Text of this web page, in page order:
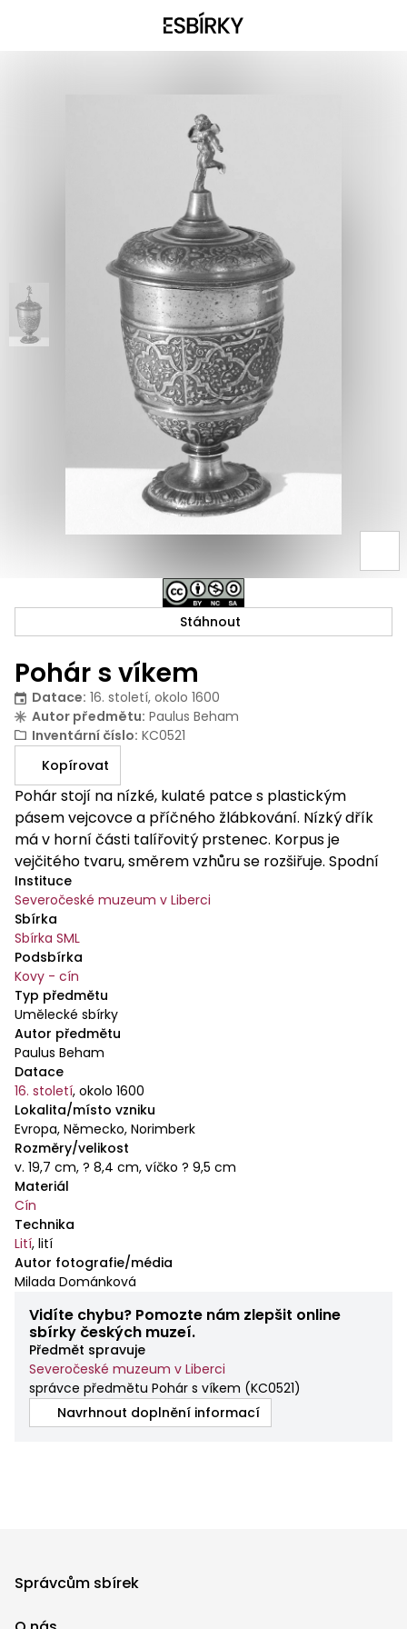
Pohár s víkem
Datace: 16. století, okolo 1600
Autor předmětu: Paulus Beham
Inventární číslo: KC0521
Kopírovat
Pohár stojí na nízké, kulaté patce s plastickým
pásem vejcovce a příčného žlábkování. Nízký dřík
má v horní části talířovitý prstenec. Korpus je
vejčitého tvaru, směrem vzhůru se rozšiřuje. Spodní
zaoblenou část zdobí v reliéfu palmetové útvary a
úponky, střední část vyplňuje dekorativní pás
tvořený páskou tvarovanou do maureskních
ornamentů a úponky stáčenými do volut. Podklad je
zrněný, pás nahoře i dole lemuje plastická lišta. Víčko
je nízké, kulaté, s okrajem přesahujícím osazení, ve
středu se nachází kuželovitý útvar, na něm
postavička andílka stojícího na pravé noze, na okraji
dokola je reliéfní pás ze 4 medailonů s hlavičkami
andílků v kartuších, střídavě s vegetabilními motivy.
Instituce
Severočeské muzeum v Liberci
Sbírka
Sbírka SML
Podsbírka
Kovy - cín
Typ předmětu
Umělecké sbírky
Autor předmětu
Paulus Beham
Datace
16. století, okolo 1600
Lokalita/místo vzniku
Evropa, Německo, Norimberk
Rozměry/velikost
v. 19,7 cm, ? 8,4 cm, víčko ? 9,5 cm
Materiál
Cín
Technika
Lití, lití
Autor fotografie/média
Milada Dománková
Vidíte chybu? Pomozte nám zlepšit online
sbírky českých muzeí.
Předmět spravuje
Severočeské muzeum v Liberci
správce předmětu Pohár s víkem (KC0521)
Navrhnout doplnění informací
Stáhnout
Správcům sbírek